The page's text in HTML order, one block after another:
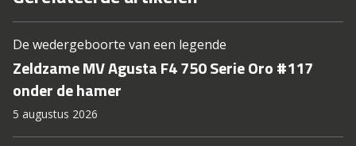
De wedergeboorte van een legende
Zeldzame MV Agusta F4 750 Serie Oro #117
onder de hamer
5 augustus 2026